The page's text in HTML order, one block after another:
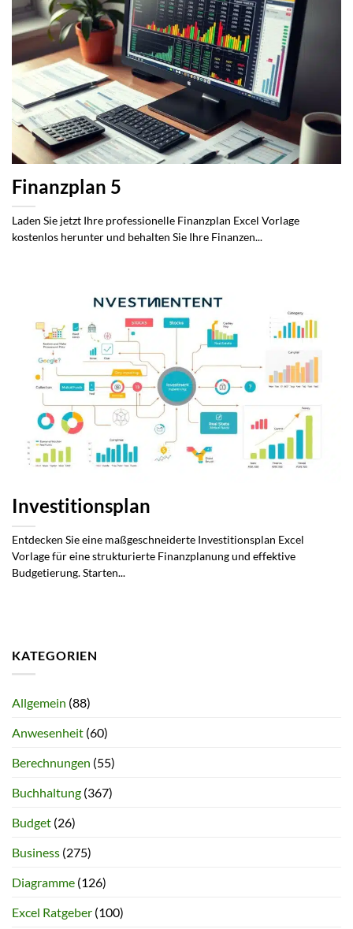
Finanzplan 5
Laden Sie jetzt Ihre professionelle Finanzplan Excel Vorlage
kostenlos herunter und behalten Sie Ihre Finanzen...
Investitionsplan
Entdecken Sie eine maßgeschneiderte Investitionsplan Excel
Vorlage für eine strukturierte Finanzplanung und effektive
Budgetierung. Starten...
KATEGORIEN
Allgemein (88)
Anwesenheit (60)
Berechnungen (55)
Buchhaltung (367)
Budget (26)
Business (275)
Diagramme (126)
Excel Ratgeber (100)